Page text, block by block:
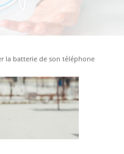
la batterie de son téléphone